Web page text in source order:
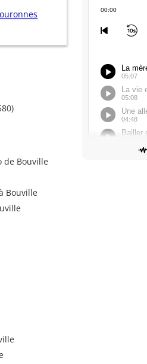
de Bouville
Bouville